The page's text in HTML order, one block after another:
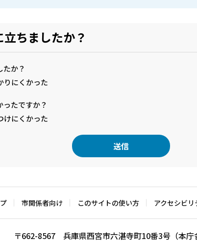
ちましたか？
か？
りにくかった
たですか？
けにくかった
市関係者向け このサイトの使い方 アクセシビ
〒662-8567 兵庫県西宮市六湛寺町10番3号（本庁